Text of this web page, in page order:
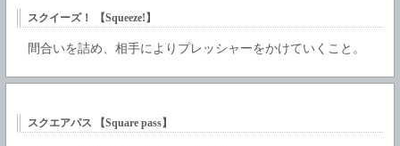
スクイーズ！ 【Squeeze!】
間合いを詰め、相手によりプレッシャーをかけていくこと。
スクエアパス 【Square pass】